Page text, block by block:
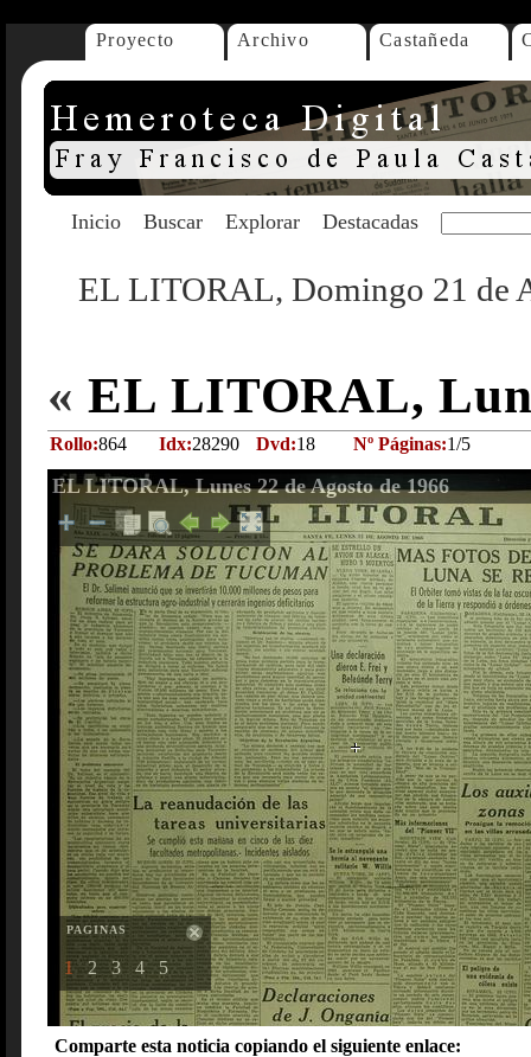
Proyecto Archivo Castañeda
Inicio Buscar Explorar Destacadas
EL LITORAL, Domingo 21 de
« EL LITORAL,
Rollo:864 Idx:28290 Dvd:18 Nº Páginas:1/5
EL LITORAL, Lunes 22 de Agosto de 1966
PAGINAS
1 2 3 4 5
Comparte esta noticia copiando el siguiente enlace: